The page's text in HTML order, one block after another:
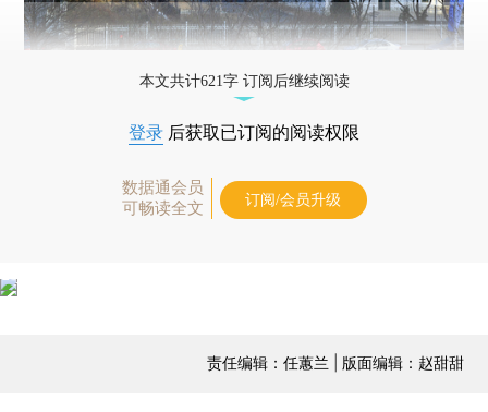
本文共计621字 订阅后继续阅读
登录 后获取已订阅的阅读权限
数据通会员
可畅读全文
订阅/会员升级
责任编辑：任蕙兰 | 版面编辑：赵甜甜